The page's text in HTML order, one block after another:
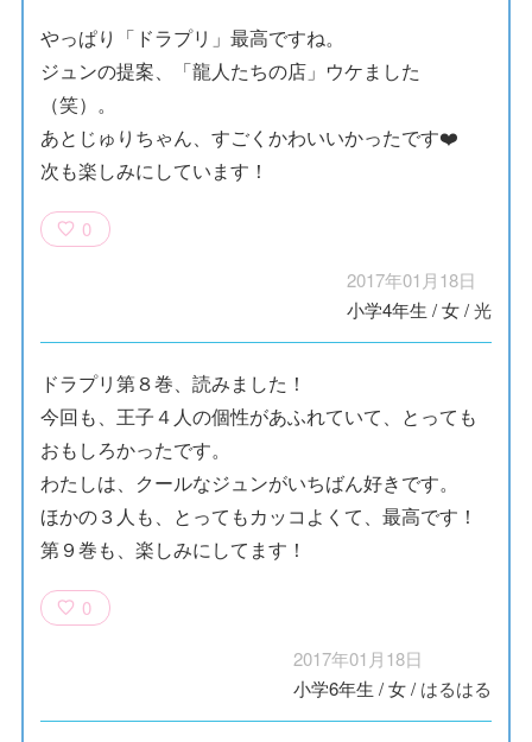
やっぱり「ドラプリ」最高ですね。
ジュンの提案、「龍人たちの店」ウケました
（笑）。
あとじゅりちゃん、すごくかわいいかったです❤️
次も楽しみにしています！
0
2017年01月18日
小学4年生 /女/光
ドラプリ第８巻、読みました！
今回も、王子４人の個性があふれていて、とっても
おもしろかったです。
わたしは、クールなジュンがいちばん好きです。
ほかの３人も、とってもカッコよくて、最高です！
第９巻も、楽しみにしてます！
0
2017年01月18日
小学6年生 /女/ はるはる